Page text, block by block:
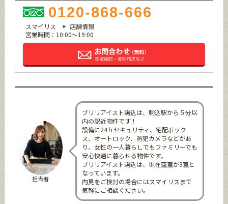
0120-868-666
スマイリス
店舗情報
営業時間：10:00～19:00
担当者
ブリリアイスト駒込は、駒込駅から５分以
内の駅近物件です！
設備に24ｈセキュリティ、宅配ボック
ス、オートロック、防犯カメラなどがあ
り、女性の一人暮らしでもファミリーでも
安心快適に暮らせる物件です。
ブリリアイスト駒込は、現在空室が3室と
なっています。
内見をご検討の場合にはスマイリスまで
気軽にご相談ください。